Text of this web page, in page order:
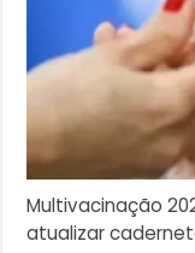
Multivacinação
atualizar